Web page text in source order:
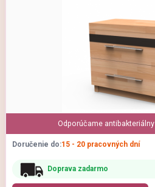
Odporúčame antibakteriálny
Doručenie do:15 - 20 pracovných dní
Doprava zadarmo